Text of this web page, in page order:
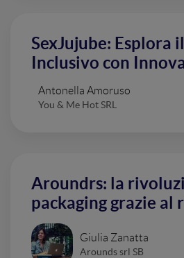
SexJujube: Esplora
Inclusivo con
Antonella Amoruso
You & Me Hot SRL
Aroundrs: la
packaging grazie al
Giulia Zanatta
Arounds srl SB